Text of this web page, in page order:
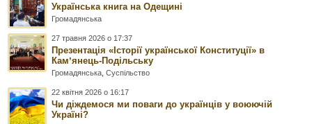
Українська книга на Одещині
Громадянська
27 травня 2026 о 17:37
Презентація «Історії української Конституції» в
Камʼянець-Подільську
Громадянська ,Суспільство
22 квітня 2026 о 16:17
Чи діждемося ми поваги до українців у воюючій
Україні?